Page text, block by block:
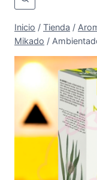
Inicio / Tienda /
Mikado /